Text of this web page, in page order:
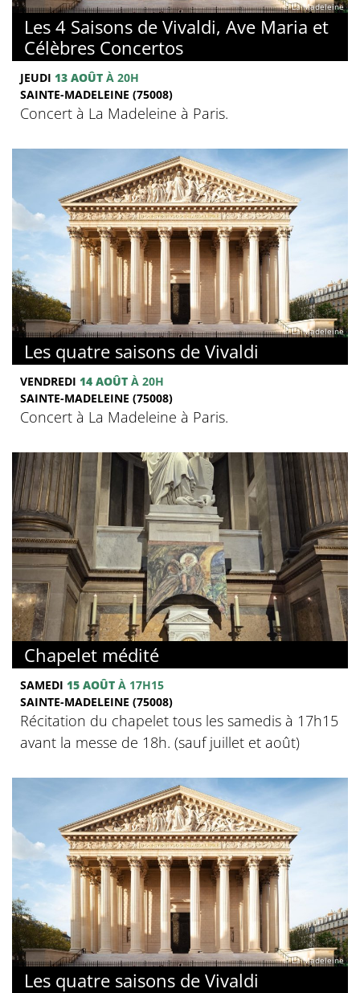
© La Madeleine
Les 4 Saisons de Vivaldi, Ave Maria et
Célèbres Concertos
JEUDI 13 AOÛT À 20H
SAINTE-MADELEINE (75008)
Concert à La Madeleine à Paris.
© La Madeleine
Les quatre saisons de Vivaldi
VENDREDI 14 AOÛT À 20H
SAINTE-MADELEINE (75008)
Concert à La Madeleine à Paris.
Chapelet médité
SAMEDI 15 AOÛT À 17H15
SAINTE-MADELEINE (75008)
Récitation du chapelet tous les samedis à 17h15
avant la messe de 18h. (sauf juillet et août)
© La Madeleine
Les quatre saisons de Vivaldi